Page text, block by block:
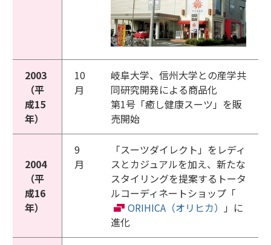
2003
（平
成15
年）
10
月
岐阜大学、信州大学との産学共
同研究開発による商品化
第1号「癒し健康スーツ」を販
売開始
2004
（平
成16
年）
9
月
「スーツダイレクト」をレディ
スとカジュアルを加え、新たな
スタイリングを提案するトータ
ルコーディネートショップ「
ORIHICA（オリヒカ）
」に
進化